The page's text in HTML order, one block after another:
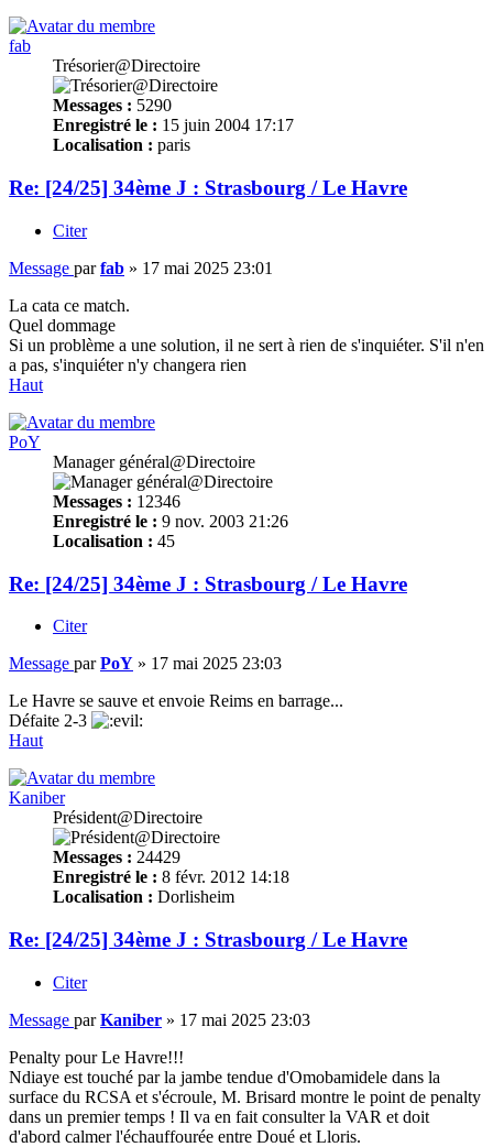
fab
Trésorier@Directoire
Messages : 5290
Enregistré le : 15 juin 2004 17:17
Localisation : paris
Re: [24/25] 34ème J : Strasbourg / Le Havre
Citer
Message parfab » 17 mai 2025 23:01
La cata ce match.
Quel dommage
Si un problème a une solution, il ne sert à rien de s'inquiéter. S'il n'en
a pas, s'inquiéter n'y changera rien
Haut
PoY
Manager général@Directoire
Messages : 12346
Enregistré le : 9 nov. 2003 21:26
Localisation : 45
Re: [24/25] 34ème J : Strasbourg / Le Havre
Citer
Message parPoY » 17 mai 2025 23:03
Le Havre se sauve et envoie Reims en barrage...
Défaite 2-3
Haut
Kaniber
Président@Directoire
Messages : 24429
Enregistré le : 8 févr. 2012 14:18
Localisation : Dorlisheim
Re: [24/25] 34ème J : Strasbourg / Le Havre
Citer
Message parKaniber » 17 mai 2025 23:03
Penalty pour Le Havre!!!
Ndiaye est touché par la jambe tendue d'Omobamidele dans la
surface du RCSA et s'écroule, M. Brisard montre le point de penalty
dans un premier temps ! Il va en fait consulter la VAR et doit
d'abord calmer l'échauffourée entre Doué et Lloris.